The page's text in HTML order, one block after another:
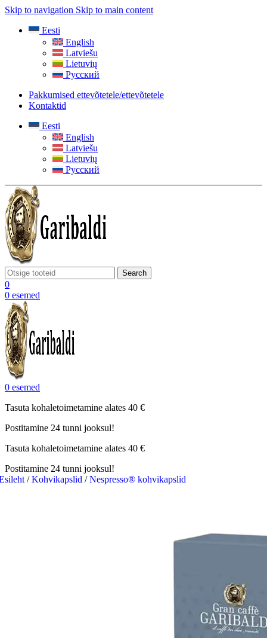
Skip to navigation Skip to main content
Eesti
English
Latviešu
Lietuvių
Русский
Pakkumised ettevõtetele/ettevõtetele
Kontaktid
Eesti
English
Latviešu
Lietuvių
Русский
Search
0
0 esemed
0 esemed
Tasuta kohaletoimetamine alates 40 €
Postitamine 24 tunni jooksul!
Tasuta kohaletoimetamine alates 40 €
Postitamine 24 tunni jooksul!
/ Kohvikapslid / Nespresso® kohvikapslid